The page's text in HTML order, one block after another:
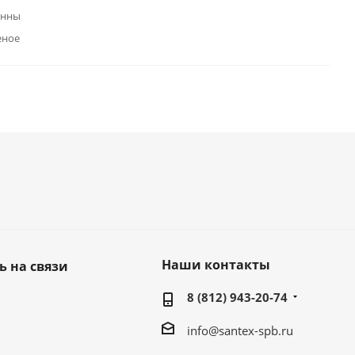
на связи Наши контакты
8 (812) 943-20-74
info@santex-spb.ru